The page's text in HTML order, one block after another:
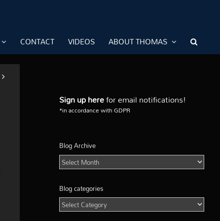
CONTACT VIDEOS ABOUT THOMAS
Sign up herefor email notifications!
*in accordance with GDPR
Blog Archive
Blog
Archive
Blog categories
Blog
categories